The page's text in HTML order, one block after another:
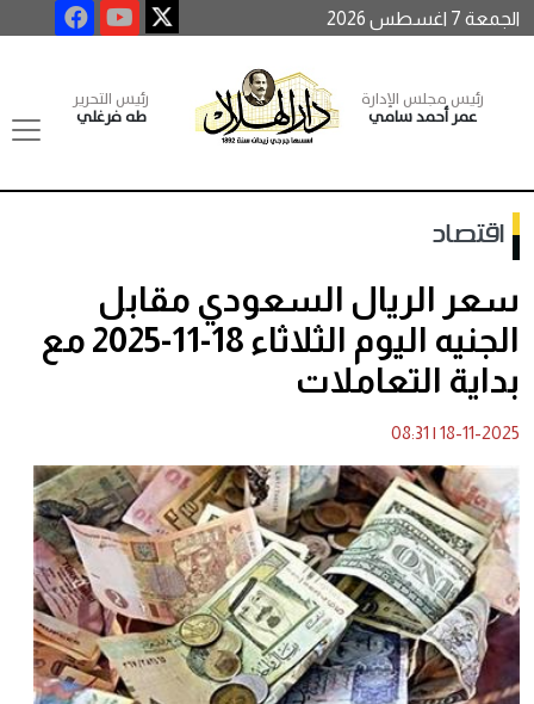
الجمعة 7 اغسطس 2026
رئيس مجلس الإدارة
عمر أحمد سامي
رئيس التحرير
طه فرغلي
اقتصاد
سعر الريال السعودي مقابل
الجنيه اليوم الثلاثاء 18-11-2025 مع
بداية التعاملات
18-11-2025
|
08:31